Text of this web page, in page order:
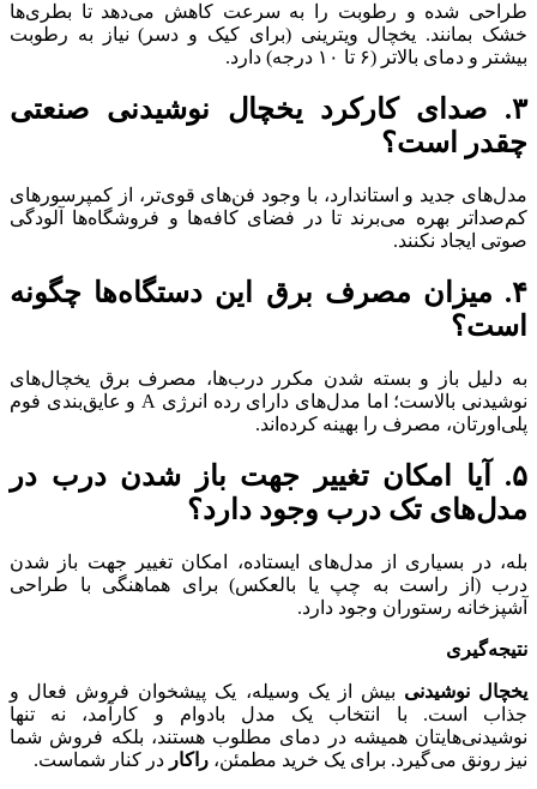
طراحی شده و رطوبت را به سرعت کاهش می‌دهد تا بطری‌ها
خشک بمانند. یخچال ویترینی (برای کیک و دسر) نیاز به رطوبت
بیشتر و دمای بالاتر (۶ تا ۱۰ درجه) دارد.
۳. صدای کارکرد یخچال نوشیدنی صنعتی
چقدر است؟
مدل‌های جدید و استاندارد، با وجود فن‌های قوی‌تر، از کمپرسورهای
کم‌صداتر بهره می‌برند تا در فضای کافه‌ها و فروشگاه‌ها آلودگی
صوتی ایجاد نکنند.
۴. میزان مصرف برق این دستگاه‌ها چگونه
است؟
به دلیل باز و بسته شدن مکرر درب‌ها، مصرف برق یخچال‌های
نوشیدنی بالاست؛ اما مدل‌های دارای رده انرژی A و عایق‌بندی فوم
پلی‌اورتان، مصرف را بهینه کرده‌اند.
۵. آیا امکان تغییر جهت باز شدن درب در
مدل‌های تک درب وجود دارد؟
بله، در بسیاری از مدل‌های ایستاده، امکان تغییر جهت باز شدن
درب (از راست به چپ یا بالعکس) برای هماهنگی با طراحی
آشپزخانه رستوران وجود دارد.
نتیجه‌گیری
یخچال نوشیدنی بیش از یک وسیله، یک پیشخوان فروش فعال و
جذاب است. با انتخاب یک مدل بادوام و کارآمد، نه تنها
نوشیدنی‌هایتان همیشه در دمای مطلوب هستند، بلکه فروش شما
نیز رونق می‌گیرد. برای یک خرید مطمئن، راکار در کنار شماست.